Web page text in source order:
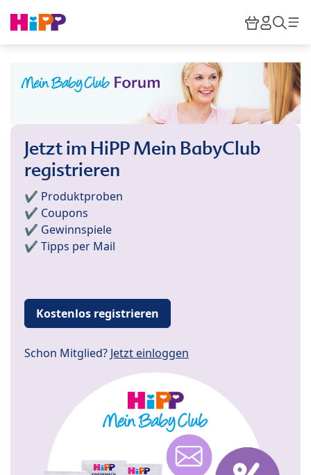
HiPP
Jetzt im HiPP Mein BabyClub
registrieren
✔️ Produktproben
✔️ Coupons
✔️ Gewinnspiele
✔️ Tipps per Mail
Kostenlos registrieren
Schon Mitglied? Jetzt einloggen